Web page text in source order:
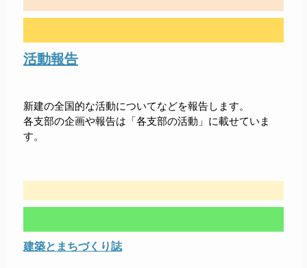
活動報告
新建の全国的な活動についてなどを報告します。
各支部の企画や報告は「各支部の活動」に載せていま
す。
建築とまちづくり誌